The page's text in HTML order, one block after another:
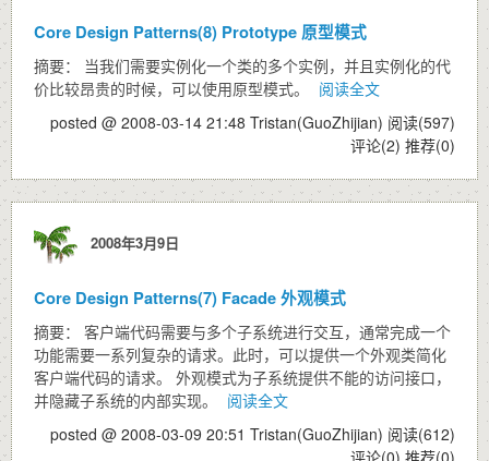
Core Design Patterns(8) Prototype 原型模式
摘要： 当我们需要实例化一个类的多个实例，并且实例化的代
价比较昂贵的时候，可以使用原型模式。
阅读全文
posted @ 2008-03-14 21:48 Tristan(GuoZhijian) 阅读(597)
评论(2) 推荐(0)
2008年3月9日
Core Design Patterns(7) Facade 外观模式
摘要： 客户端代码需要与多个子系统进行交互，通常完成一个
功能需要一系列复杂的请求。此时，可以提供一个外观类简化
客户端代码的请求。 外观模式为子系统提供不能的访问接口，
并隐藏子系统的内部实现。
阅读全文
posted @ 2008-03-09 20:51 Tristan(GuoZhijian) 阅读(612)
评论(0) 推荐(0)